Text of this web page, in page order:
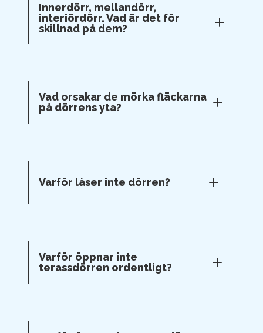
Innerdörr, mellandörr,
interiördörr. Vad är det för
skillnad på dem?
Vad orsakar de mörka fläckarna
på dörrens yta?
Varför låser inte dörren?
Varför öppnar inte
terassdörren ordentligt?